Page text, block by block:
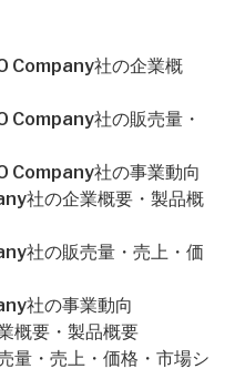
Company社の企業概
社の販売量・
社の事業動向
社の企業概要・製品概
社の販売量・売上・価
社の事業動向
概要・製品概要
量・売上・価格・市場シ